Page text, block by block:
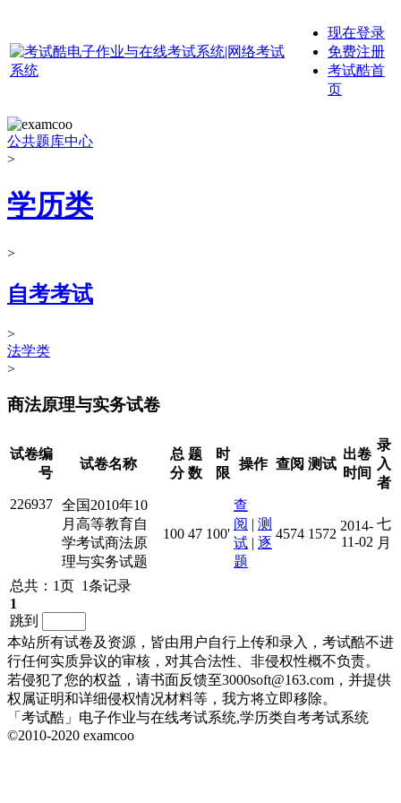
现在登录
免费注册
考试酷首
页
公共题库中心
>
学历类
>
自考考试
>
法学类
>
商法原理与实务试卷
试卷编
号
试卷名称
总
分
题
数
时
限
操作 查阅 测试
出卷
时间
录
入
者
226937 全国2010年10
月高等教育自
学考试商法原
理与实务试题
100 47 100'
查
阅 | 测
试 | 逐
题
4574 1572
2014-
11-02
七
月
总共：1页 1条记录
1
跳到
本站所有试卷及资源，皆由用户自行上传和录入，考试酷不进
行任何实质异议的审核，对其合法性、非侵权性概不负责。
若侵犯了您的权益，请书面反馈至3000soft@163.com，并提供
权属证明和详细侵权情况材料等，我方将立即移除。
「考试酷」电子作业与在线考试系统,学历类自考考试系统
©2010-2020 examcoo